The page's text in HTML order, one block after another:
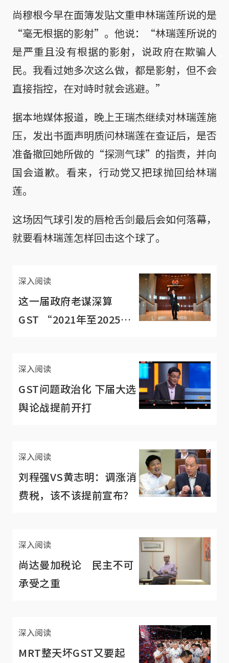
尚穆根今早在面簿发贴文重申林瑞莲所说的是
“毫无根据的影射”。他说：“林瑞莲所说的
是严重且没有根据的影射，说政府在欺骗人
民。我看过她多次这么做，都是影射，但不会
直接指控，在对峙时就会逃避。”
据本地媒体报道，晚上王瑞杰继续对林瑞莲施
压，发出书面声明质问林瑞莲在查证后，是否
准备撤回她所做的“探测气球”的指责，并向
国会道歉。看来，行动党又把球抛回给林瑞
莲。
这场因气球引发的唇枪舌剑最后会如何落幕，
就要看林瑞莲怎样回击这个球了。
深入阅读
这一届政府老谋深算
GST “2021年至2025年
深入阅读
GST问题政治化 下届大选
舆论战提前开打
深入阅读
刘程强VS黄志明：调涨消
费税，该不该提前宣布？
深入阅读
尚达曼加税论 民主不可
承受之重
深入阅读
MRT整天坏GST又要起